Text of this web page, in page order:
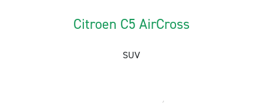
Citroen C5 AirCross
SUV